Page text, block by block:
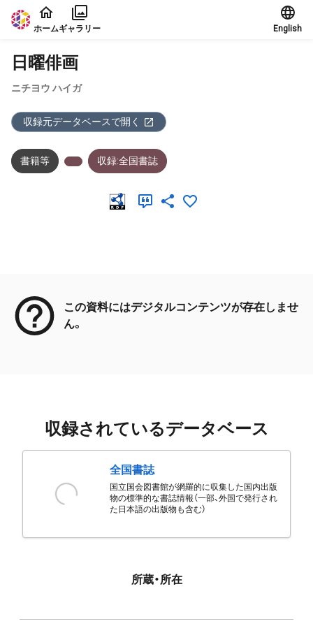
本文に飛ぶ
ホームギャラリー English
日曜俳画
ニチヨウ ハイガ
収録元データベースで開く
書籍等 収録:全国書誌
この資料にはデジタルコンテンツが存在しませ
ん。
収録されているデータベース
全国書誌
国立国会図書館が網羅的に収集した国内出版
物の標準的な書誌情報（一部、外国で発行され
た日本語の出版物も含む）
所蔵・所在